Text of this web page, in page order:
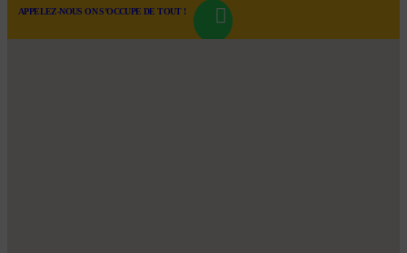
APPELEZ-NOUS ON S’OCCUPE DE TOUT !